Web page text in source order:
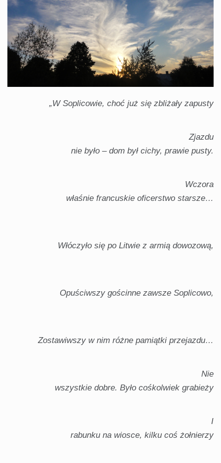
„W Soplicowie, choć już się zbliżały zapusty
Zjazdu
nie było – dom był cichy, prawie pusty.
Wczora
właśnie francuskie oficerstwo starsze…
Włóczyło się po Litwie z armią dowozową,
Opuściwszy gościnne zawsze Soplicowo,
Zostawiwszy w nim różne pamiątki przejazdu…
Nie
wszystkie dobre. Było cośkolwiek grabieży
I
rabunku na wiosce, kilku coś żołnierzy